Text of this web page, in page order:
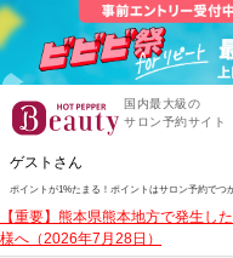
国内最大級の
サロン予約サイト
ゲストさん
ポイントが1%たまる！ ポイントはサロン予約でつ
【重要】熊本県熊本地方で発生し
様へ（2026年7月28日）